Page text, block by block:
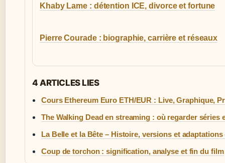
Khaby Lame : détention ICE, divorce et fortune
Pierre Courade : biographie, carrière et réseaux
4 ARTICLES LIES
Cours Ethereum Euro ETH/EUR : Live, Graphique,
The Walking Dead en streaming : où regarder séries
La Belle et la Bête – Histoire, versions et adaptations
Coup de torchon : signification, analyse et fin du film